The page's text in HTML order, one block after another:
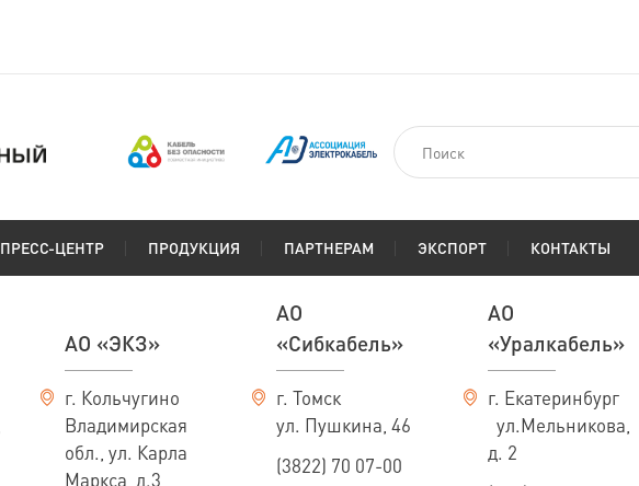
ПРЕСС-ЦЕНТР ПРОДУКЦИЯ ПАРТНЕРАМ ЭКСПОРТ КОНТАКТЫ
АО «ЭКЗ»
г. Кольчугино
Владимирская
обл., ул. Карла
Маркса, д.3
АО
«Сибкабель»
г. Томск
ул. Пушкина, 46
(3822) 70 07-00
АО
«Уралкабель»
г. Екатеринбург
ул.Мельникова,
д. 2